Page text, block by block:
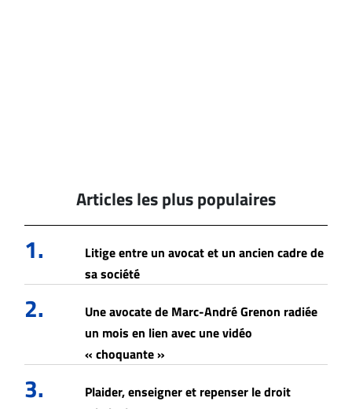
Articles les plus populaires
1.
Litige entre un avocat et un ancien cadre de
sa société
2.
Une avocate de Marc-André Grenon radiée
un mois en lien avec une vidéo
« choquante »
3.
Plaider, enseigner et repenser le droit